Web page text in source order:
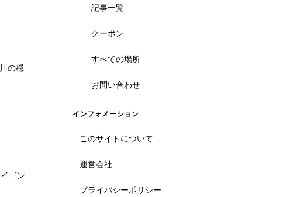
記事一覧
クーポン
すべての場所
お問い合わせ
インフォメーション
このサイトについて
運営会社
プライバシーポリシー
の穏
ゴン